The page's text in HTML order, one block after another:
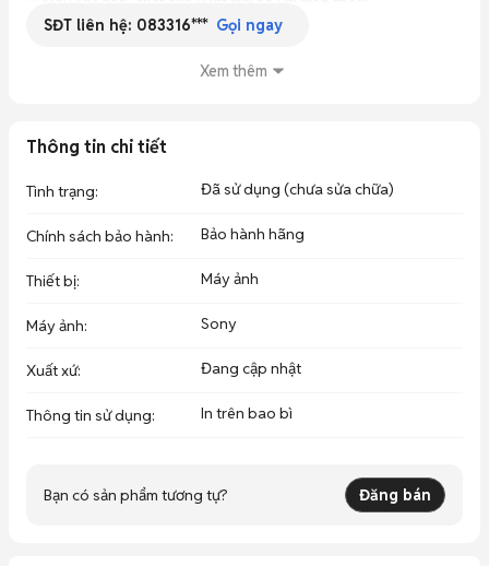
✅ Màn hình lật tiện lợi cho nhiều góc chụp
✨ Máy hoạt động ổn định, đầy đủ chức năng
📦 Kèm lens kit 16-50mm và phụ kiện cơ bản
SĐT liên hệ: 083316*** Gọi ngay
Xem thêm
Thông tin chi tiết
Tình trạng: Đã sử dụng (chưa sửa chữa)
Chính sách bảo hành: Bảo hành hãng
Thiết bị: Máy ảnh
Máy ảnh: Sony
Xuất xứ: Đang cập nhật
Thông tin sử dụng: In trên bao bì
Bạn có sản phẩm tương tự? Đăng bán